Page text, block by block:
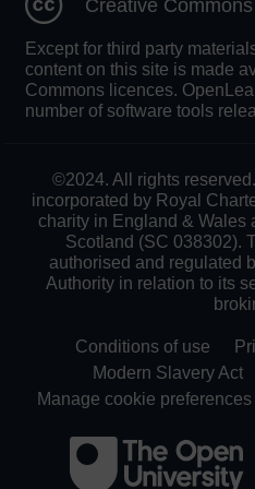
Creative
Except for third party
content on this site is made
Commons licences.
number of software tools
©2024. All rights
incorporated by Royal
charity in England & Wales
Scotland (SC 038302).
authorised and regulated
Authority in relation to its
Conditions of use
Modern Slavery Act
Manage cookie preferences